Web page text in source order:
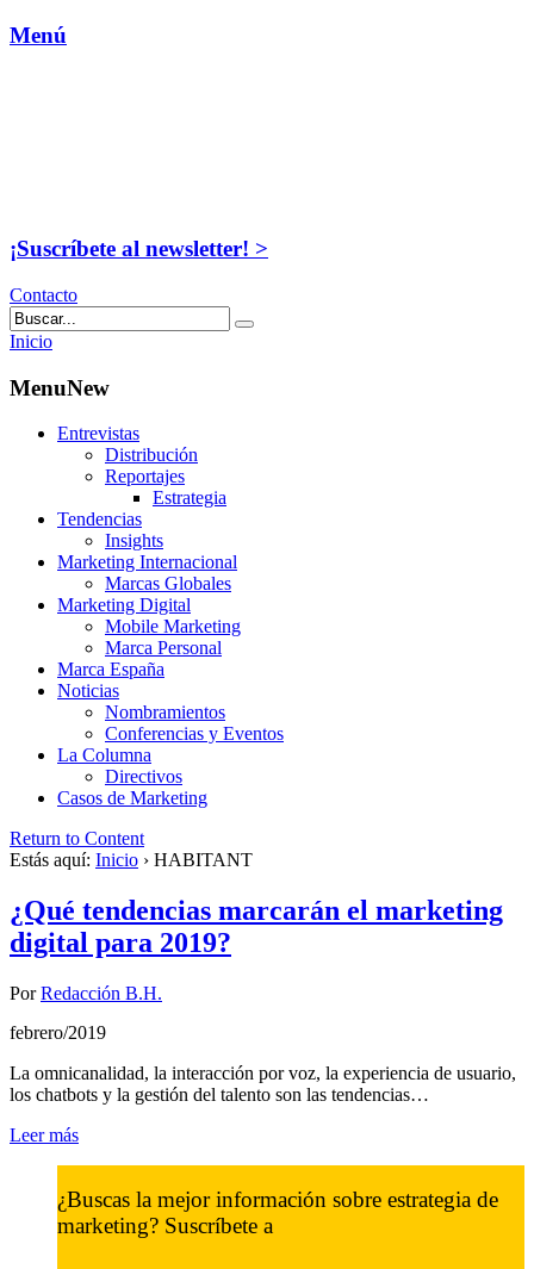
Menú
¡Suscríbete al newsletter! >
Contacto
Inicio
MenuNew
Entrevistas
Distribución
Reportajes
Estrategia
Tendencias
Insights
Marketing Internacional
Marcas Globales
Marketing Digital
Mobile Marketing
Marca Personal
Marca España
Noticias
Nombramientos
Conferencias y Eventos
La Columna
Directivos
Casos de Marketing
Return to Content
Estás aquí: Inicio › HABITANT
¿Qué tendencias marcarán el marketing
digital para 2019?
PorRedacción B.H.
febrero/2019
La omnicanalidad, la interacción por voz, la experiencia de usuario,
los chatbots y la gestión del talento son las tendencias…
Leer más
¿Buscas la mejor información sobre estrategia de
marketing? Suscríbete a